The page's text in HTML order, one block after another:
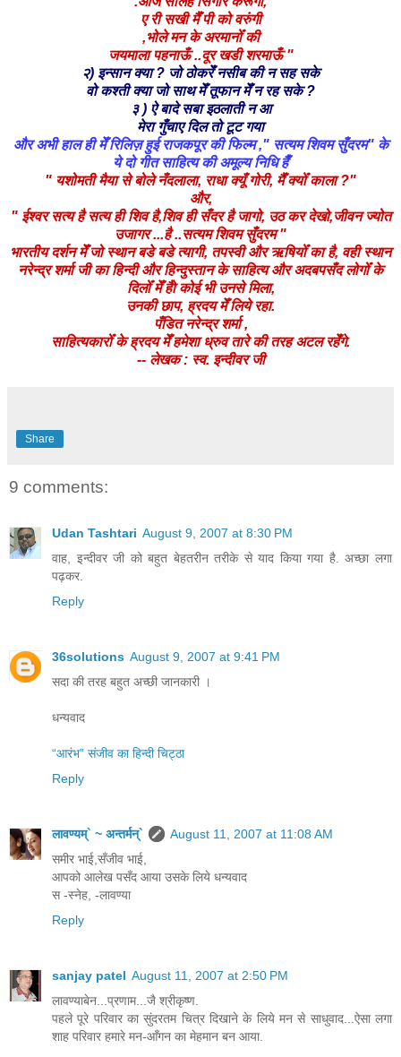
ए री सखी मैँ पी को वरुंगी
,भोले मन के अरमानोँ की
जयमाला पहनाऊँ ..दूर खडी शरमाऊँ "
२) इन्सान क्या ? जो ठोकरेँ नसीब की न सह सके
वो कश्ती क्या जो साथ मेँ तूफान मेँ न रह सके ?
३ ) ऐ बादे सबा इठलाती न आ
मेरा गुँचाए दिल तो टूट गया
और अभी हाल ही मेँ रिलिज़ हुई राजकपूर की फिल्म ," सत्यम शिवम सुँदरम" के
ये दो गीत साहित्य की अमूल्य निधि हैँ
" यशोमती मैया से बोले नँदलाला, राधा क्यूँ गोरी, मैँ क्योँ काला ?"
और,
" ईश्वर सत्य है सत्य ही शिव है,शिव ही सँदर है जागो, उठ कर देखो,जीवन ज्योत
उजागर ...है ..सत्यम शिवम सुँदरम "
भारतीय दर्शन मेँ जो स्थान बडे बडे त्यागी, तपस्वी और ऋषियोँ का है, वही स्थान
नरेन्द्र शर्मा जी का हिन्दी और हिन्दुस्तान के साहित्य और अदबपसँद लोगोँ के
दिलोँ मेँ हैो कोई भी उनसे मिला,
उनकीछाप, ह्रदय मेँ लिये रहा.
पँडित नरेन्द्र शर्मा ,
साहित्यकारोँ के ह्रदय मेँ हमेशा ध्रुव तारे की तरह अटल रहेँगे.
-- लेखक : स्व. इन्दीवर जी
Share
9 comments:
Udan Tashtari August 9, 2007 at 8:30 PM
वाह, इन्दीवर जी को बहुत बेहतरीन तरीके से याद किया गया है. अच्छा लगा
पढ़कर.
Reply
36solutions August 9, 2007 at 9:41 PM
सदा की तरह बहुत अच्‍छी जानकारी ।
धन्‍यवाद
“आरंभ” संजीव का हिन्‍दी चिट्ठा
Reply
लावण्यम्` ~ अन्तर्मन्`
August 11, 2007 at 11:08 AM
समीर भाई,सँजीव भाई,
आपको आलेख पसँद आया उसके लिये धन्यवाद
स -स्नेह, -लावण्या
Reply
sanjay patel August 11, 2007 at 2:50 PM
लावण्याबेन...प्रणाम...जै श्रीकृष्ण.
पहले पूरे परिवार का सुंदरतम चित्र दिखाने के लिये मन से साधुवाद...ऐसा लगा
शाह परिवार हमारे मन-आँगन का मेहमान बन आया.